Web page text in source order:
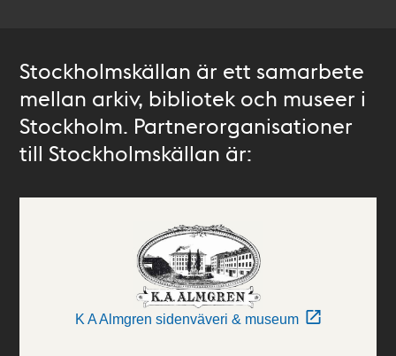
Stockholmskällan är ett samarbete
mellan arkiv, bibliotek och museer i
Stockholm. Partnerorganisationer
till Stockholmskällan är:
K A Almgren sidenväveri & museum